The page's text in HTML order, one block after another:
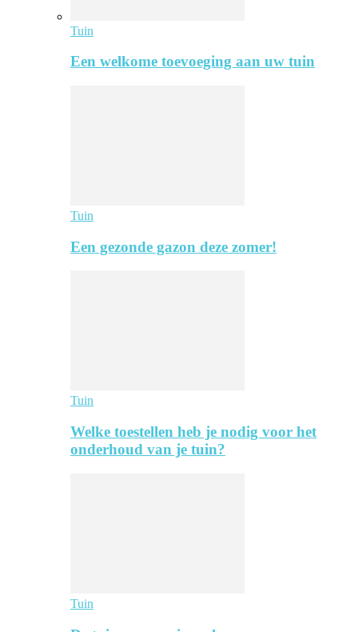
Tuin
Een welkome toevoeging aan uw tuin
Tuin
Een gezonde gazon deze zomer!
Tuin
Welke toestellen heb je nodig voor het
onderhoud van je tuin?
Tuin